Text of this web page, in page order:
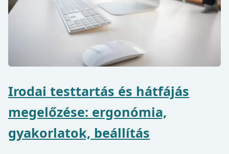
Irodai testtartás és hátfájás
megelőzése: ergonómia,
gyakorlatok, beállítás